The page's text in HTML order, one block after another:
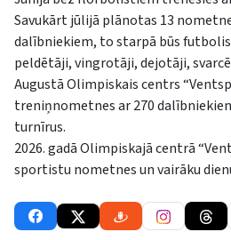
Savukārt jūlijā plānotas 13
dalībniekiem, to starpā būs
peldētāji, vingrotāji, dejotāji,
Augustā Olimpiskais centrs
treniņnometnes ar 270
turnīrus.
2026. gadā Olimpiskajā centrā
sportistu nometnes un vairāku